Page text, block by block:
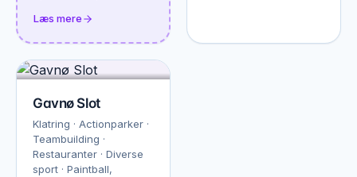
Læs mere
Gavnø Slot
Klatring · Actionparker ·
Teambuilding ·
Restauranter · Diverse
sport · Paintball,